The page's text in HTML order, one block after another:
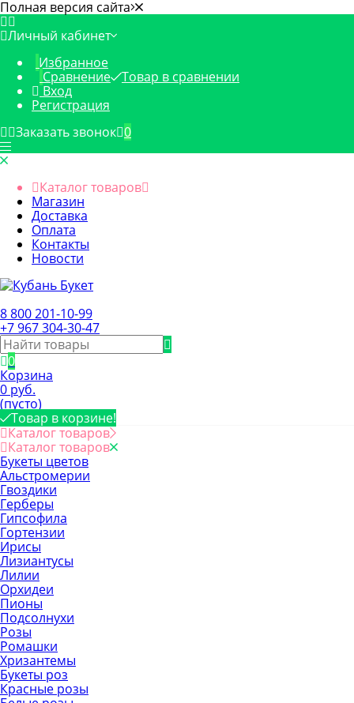
Полная версия сайта
Личный кабинет
Избранное
Сравнение
Товар в сравнении
Вход
Регистрация
Заказать звонок 0
Каталог товаров
Магазин
Доставка
Оплата
Контакты
Новости
8 800 201-10-99
+7 967 304-30-47
0
Корзина
0 руб.
(пусто)
Товар в корзине!
Каталог товаров
Каталог товаров
Букеты цветов
Альстромерии
Гвоздики
Герберы
Гипсофила
Гортензии
Ирисы
Лизиантусы
Лилии
Орхидеи
Пионы
Подсолнухи
Розы
Ромашки
Хризантемы
Букеты роз
Красные розы